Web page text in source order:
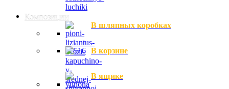
Композиции
В шляпных коробках
В корзине
В ящике